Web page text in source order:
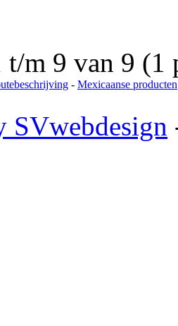
t/m 9 van 9 (1
- Mexicaanse producten
SVwebdesign